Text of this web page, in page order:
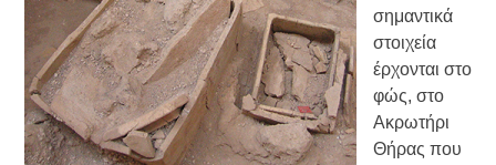
σημαντικά
στοιχεία
έρχονται στο
φώς, στο
Ακρωτήρι
Θήρας που